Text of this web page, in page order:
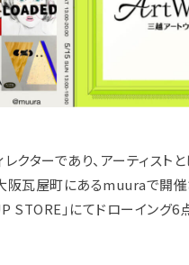
クターであり、アーティスト
阪瓦屋町にあるmuuraで開催
STORE」にてドローイング6